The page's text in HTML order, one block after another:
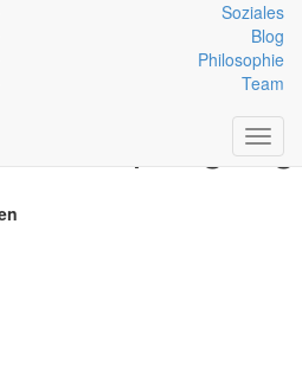
Soziales
Blog
Philosophie
Team
Leistung:
Verpflegung